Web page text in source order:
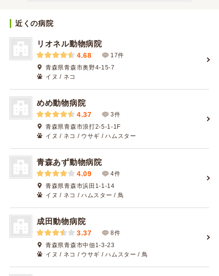
近くの病院
リオネル動物病院
4.68
17件
青森県青森市奥野4-15-7
イヌ / ネコ
めめ動物病院
4.37
3件
青森県青森市浪打2-5-1-1F
イヌ / ネコ / ウサギ / ハムスター
青森あず動物病院
4.09
4件
青森県青森市浜田1-1-14
イヌ / ネコ / ハムスター / 鳥
成田動物病院
3.37
8件
青森県青森市中佃1-3-23
イヌ / ネコ / ウサギ / ハムスター / 鳥